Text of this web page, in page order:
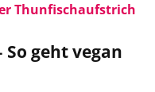
Thunfischaufstrich
geht vegan